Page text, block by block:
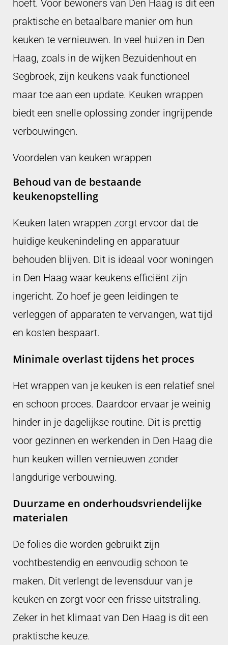
hoeft. Voor bewoners van Den Haag is dit een
praktische en betaalbare manier om hun
keuken te vernieuwen. In veel huizen in Den
Haag, zoals in de wijken Bezuidenhout en
Segbroek, zijn keukens vaak functioneel
maar toe aan een update. Keuken wrappen
biedt een snelle oplossing zonder ingrijpende
verbouwingen.
Voordelen van keuken wrappen
Behoud van de bestaande
keukenopstelling
Keuken laten wrappen zorgt ervoor dat de
huidige keukenindeling en apparatuur
behouden blijven. Dit is ideaal voor woningen
in Den Haag waar keukens efficiënt zijn
ingericht. Zo hoef je geen leidingen te
verleggen of apparaten te vervangen, wat tijd
en kosten bespaart.
Minimale overlast tijdens het proces
Het wrappen van je keuken is een relatief snel
en schoon proces. Daardoor ervaar je weinig
hinder in je dagelijkse routine. Dit is prettig
voor gezinnen en werkenden in Den Haag die
hun keuken willen vernieuwen zonder
langdurige verbouwing.
Duurzame en onderhoudsvriendelijke
materialen
De folies die worden gebruikt zijn
vochtbestendig en eenvoudig schoon te
maken. Dit verlengt de levensduur van je
keuken en zorgt voor een frisse uitstraling.
Zeker in het klimaat van Den Haag is dit een
praktische keuze.